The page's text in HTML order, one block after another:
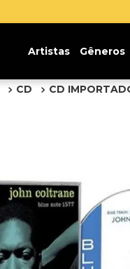
Artistas Gêneros
CD CD